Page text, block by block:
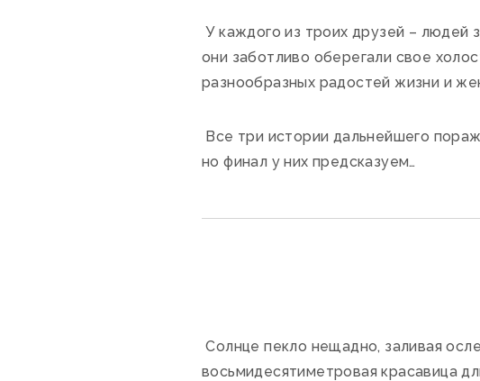
У каждого из троих друзей – людей
они заботливо оберегали свое
разнообразных радостей жизни и
Все три истории дальнейшего
но финал у них предсказуем…
Солнце пекло нещадно, заливая
восьмидесятиметровая красавица